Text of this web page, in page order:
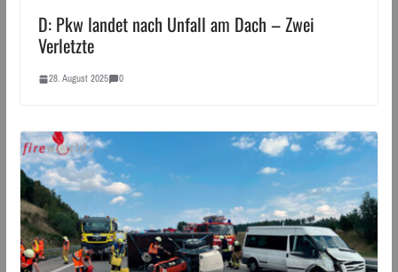
D: Pkw landet nach Unfall am Dach – Zwei
Verletzte
28. August 2025 0